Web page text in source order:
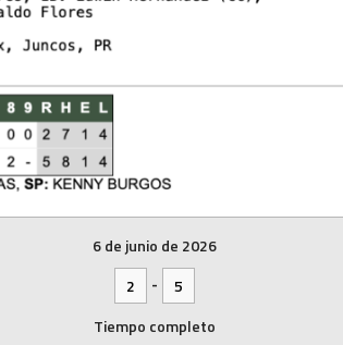
6 de junio de 2026
2
-
5
Tiempo completo